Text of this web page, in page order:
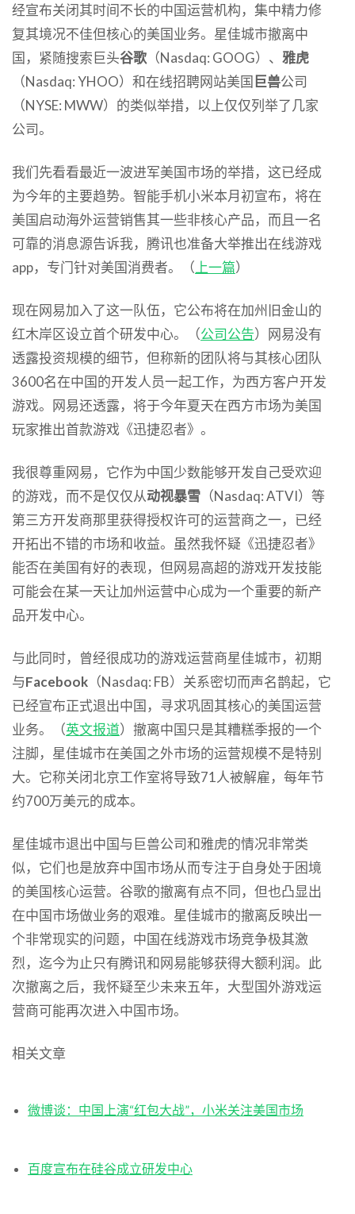
经宣布关闭其时间不长的中国运营机构，集中精力修
复其境况不佳但核心的美国业务。星佳城市撤离中
国，紧随搜索巨头谷歌 （Nasdaq: GOOG）、 雅虎
（Nasdaq: YHOO）和在线招聘网站美国 巨兽公司
（NYSE: MWW）的类似举措，以上仅仅列举了几家
公司。
我们先看看最近一波进军美国市场的举措，这已经成
为今年的主要趋势。智能手机小米本月初宣布，将在
美国启动海外运营销售其一些非核心产品，而且一名
可靠的消息源告诉我，腾讯也准备大举推出在线游戏
app，专门针对美国消费者。（ 上一篇）
现在网易加入了这一队伍，它公布将在加州旧金山的
红木岸区设立首个研发中心。（公司公告）网易没有
透露投资规模的细节，但称新的团队将与其核心团队
3600名在中国的开发人员一起工作，为西方客户开发
游戏。网易还透露，将于今年夏天在西方市场为美国
玩家推出首款游戏《迅捷忍者》。
我很尊重网易，它作为中国少数能够开发自己受欢迎
的游戏，而不是仅仅从动视暴雪 （Nasdaq: ATVI）等
第三方开发商那里获得授权许可的运营商之一，已经
开拓出不错的市场和收益。虽然我怀疑《迅捷忍者》
能否在美国有好的表现，但网易高超的游戏开发技能
可能会在某一天让加州运营中心成为一个重要的新产
品开发中心。
与此同时，曾经很成功的游戏运营商星佳城市，初期
与Facebook （Nasdaq: FB）关系密切而声名鹊起，它
已经宣布正式退出中国，寻求巩固其核心的美国运营
业务。（英文报道）撤离中国只是其糟糕季报的一个
注脚，星佳城市在美国之外市场的运营规模不是特别
大。它称关闭北京工作室将导致71人被解雇，每年节
约700万美元的成本。
星佳城市退出中国与巨兽公司和雅虎的情况非常类
似，它们也是放弃中国市场从而专注于自身处于困境
的美国核心运营。谷歌的撤离有点不同，但也凸显出
在中国市场做业务的艰难。星佳城市的撤离反映出一
个非常现实的问题，中国在线游戏市场竞争极其激
烈，迄今为止只有腾讯和网易能够获得大额利润。此
次撤离之后，我怀疑至少未来五年，大型国外游戏运
营商可能再次进入中国市场。
相关文章
微博谈：中国上演“红包大战”，小米关注美国市场
百度宣布在硅谷成立研发中心